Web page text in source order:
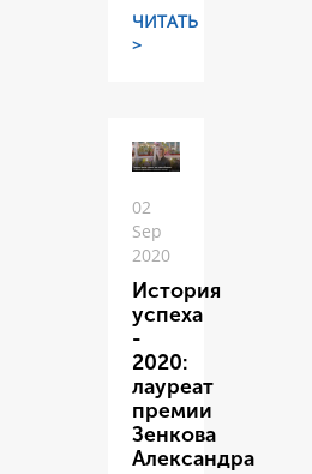
ЧИТАТЬ
>
02
Sep
2020
История
успеха
-
2020:
лауреат
премии
Зенкова
Александра